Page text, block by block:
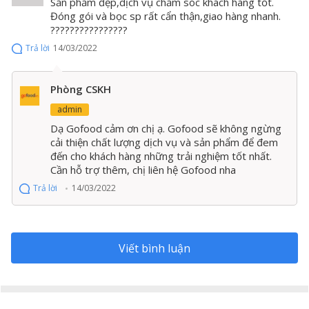
Thớt gỗ Teak Chef Studio hình chữ nhật 25x35x2,5cm
có thể dùng cắt thái thịt, bày Beefsteak, Sashimi, cắt lát
bánh mì, chế biến phô mai,v.v… Món ngon của nhà
mình sẽ trở nên bắt mắt hơn khi được đặt trên chiếc
thớt chất lượng này. Dòng thớt có độ dày 2,5cm thích
hợp cho việc cắt thái thông thường.
Đóng gói và bọc sp rất cẩn thận,giao hàng nhanh.
????????????????
Trả lời 14/03/2022
Phòng CSKH
admin
Dạ Gofood cảm ơn chị ạ. Gofood sẽ không ngừng
cải thiện chất lượng dịch vụ và sản phẩm để đem
đến cho khách hàng những trải nghiệm tốt nhất.
Cần hỗ trợ thêm, chị liên hệ Gofood nha
Trả lời 14/03/2022
Viết bình luận